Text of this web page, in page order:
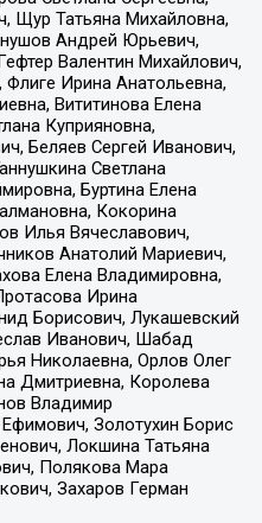
Щур Татьяна Михайловна,
Андрей Юрьевич,
Валентин Михайлович,
Ирина Анатольевна,
Вититинова Елена
Куприяновна,
Беляев Сергей Иванович,
Светлана
Буртина Елена
Кокорина
Илья Вячеславович,
Анатолий Мариевич,
Елена Владимировна,
Ирина
Борисович, Лукашевский
Иванович, Шабад
Николаевна, Орлов Олег
Дмитриевна, Королева
Владимир
Золотухин Борис
Локшина Татьяна
Полякова Мара
Захаров Герман